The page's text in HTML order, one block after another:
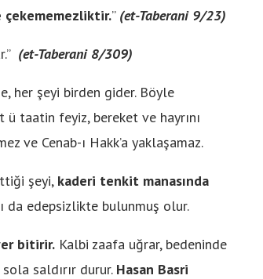
çekememezliktir.” (et-Taberani 9/23)
(et-Taberani 8/309)
her şeyi birden gider. Böyle
ü taatin feyiz, bereket ve hayrını
ve Cenab-ı Hakk’a yaklaşamaz.
şeyi, kaderi tenkit manasında
da edepsizlikte bulunmuş olur.
bitirir. Kalbi zaafa uğrar, bedeninde
saldırır durur. Hasan Basri